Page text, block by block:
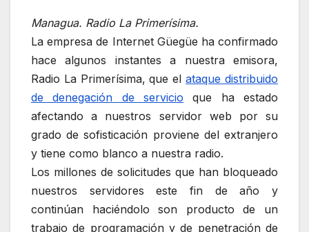
Managua. Radio La Primerísima.
La empresa de Internet Güegüe ha confirmado
hace algunos instantes a nuestra emisora,
Radio La Primerísima, que elataque distribuido
de denegación de servicio que ha estado
afectando a nuestros servidor web por su
grado de sofisticación proviene del extranjero
y tiene como blanco a nuestra radio.
Los millones de solicitudes que han bloqueado
nuestros servidores este fin de año y
continúan haciéndolo son producto de un
trabajo de programación y de penetración de